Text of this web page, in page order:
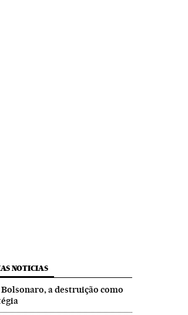
NOTICIAS
Bolsonaro, a destruição como